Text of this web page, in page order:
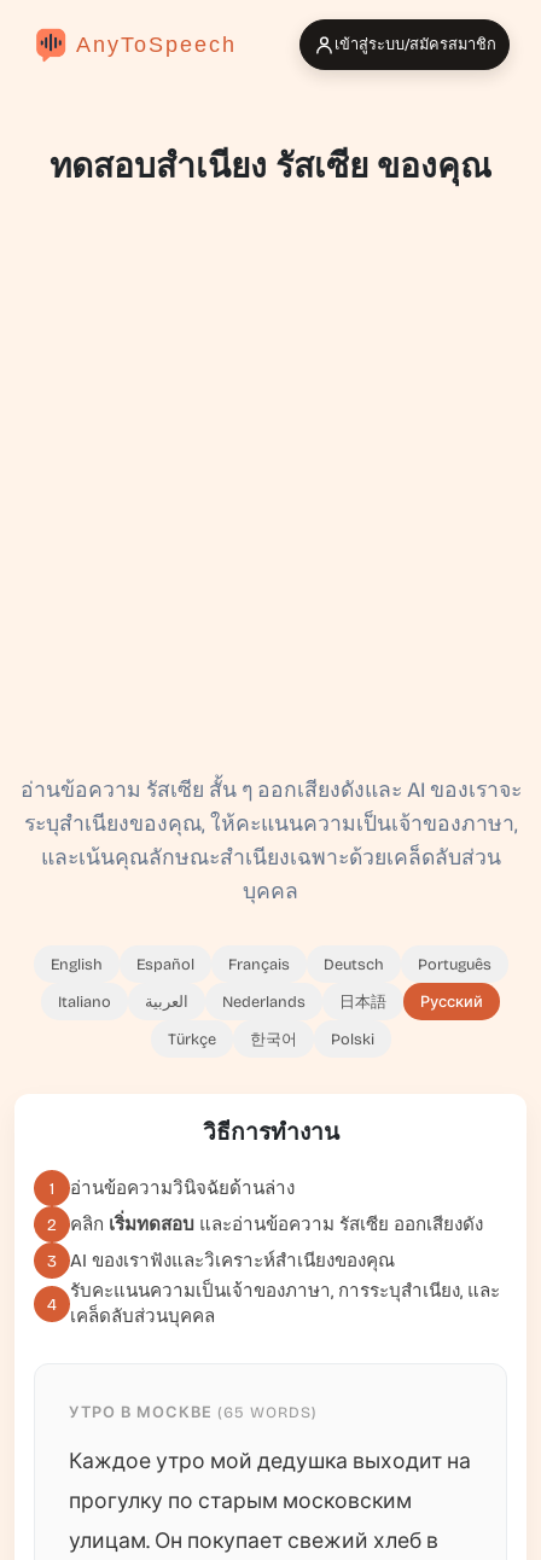
AnyToSpeech เข้าสู่ระบบ/สมัครสมาชิก
ทดสอบสำเนียง รัสเซีย ของคุณ
อ่านข้อความ รัสเซีย สั้น ๆ ออกเสียงดังและ AI ของเราจะ
ระบุสำเนียงของคุณ, ให้คะแนนความเป็นเจ้าของภาษา,
และเน้นคุณลักษณะสำเนียงเฉพาะด้วยเคล็ดลับส่วน
บุคคล
English Español Français Deutsch Português
Italiano العربية Nederlands 日本語 Русский
Türkçe 한국어 Polski
วิธีการทำงาน
1 อ่านข้อความวินิจฉัยด้านล่าง
2 คลิก เริ่มทดสอบ และอ่านข้อความ รัสเซีย ออกเสียงดัง
3 AI ของเราฟังและวิเคราะห์สำเนียงของคุณ
4
รับคะแนนความเป็นเจ้าของภาษา, การระบุสำเนียง, และ
เคล็ดลับส่วนบุคคล
УТРО В МОСКВЕ (65 WORDS)
Каждое утро мой дедушка выходит на
прогулку по старым московским
улицам. Он покупает свежий хлеб в